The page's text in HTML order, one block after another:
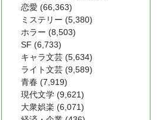
恋愛 (66,363)
ミステリー (5,380)
ホラー (8,503)
SF (6,733)
キャラ文芸 (5,634)
ライト文芸 (9,589)
青春 (7,919)
現代文学 (9,621)
大衆娯楽 (6,071)